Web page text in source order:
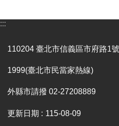
助/
案
府
開
:::
110204 臺北市信義區市府路1
1999(臺北市民當家熱線)
外縣市請撥 02-27208889
更新日期 115-08-09